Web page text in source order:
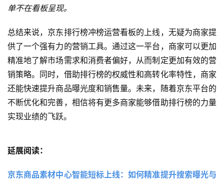
单不在看板呈现。
总结来说，京东排行榜冲榜运营看板的上线，无疑为商家提
供了一个强有力的营销工具。通过这一平台，商家可以更加
精准地了解市场需求和消费者偏好，从而制定更加有效的营
销策略。同时，借助排行榜的权威性和高转化率特性，商家
还能快速提升商品曝光度和销售量。未来，随着京东平台的
不断优化和完善，相信将有更多商家能够借助排行榜的力量
实现业绩的飞跃。
延展阅读：
京东商品素材中心智能短标上线：如何精准提升搜索曝光与